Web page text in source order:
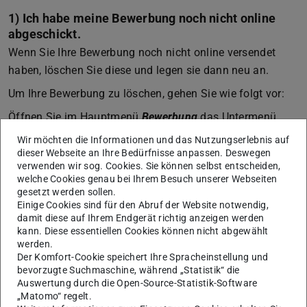
1) Ich habe meine Bewerbung noch nicht online
abgeschickt.
Wenn Sie Ihre Bewerbung noch nicht online versendet
haben, löschen Sie diese und legen sie dann neu an.
Um Ihre Bewerbung zu löschen, gehen Sie wie folgt vor:
Öffnen Sie im HauptmenüBewerbungdas Untermenü
Meine Bewerbung.
UnterMeine Bewerbungenfinden Sie alle begonnenen und
abgeschlossenen Bewerbungen. Haben Sie Ihre
Bewerbung noch nicht abgeschickt, finden Sie in der
SpalteAktionden LinkLöschen.
Klicken Sie aufLöschen.
Anschließend können Sie eine neue Bewerbung anlegen.
2) Ich habe meine Bewerbung bereits
Wir möchten die Informationen und das Nutzungserlebnis auf
dieser Webseite an Ihre Bedürfnisse anpassen. Deswegen
verwenden wir sog. Cookies. Sie können selbst entscheiden,
welche Cookies genau bei Ihrem Besuch unserer Webseiten
gesetzt werden sollen.
Einige Cookies sind für den Abruf der Website notwendig,
damit diese auf Ihrem Endgerät richtig anzeigen werden
kann. Diese essentiellen Cookies können nicht abgewählt
werden.
Der Komfort-Cookie speichert Ihre Spracheinstellung und
bevorzugte Suchmaschine, während „Statistik“ die
Auswertung durch die Open-Source-Statistik-Software
„Matomo“ regelt.